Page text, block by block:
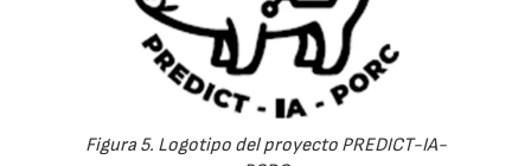
Figura 5. Logotipo del proyecto PREDICT-IA-